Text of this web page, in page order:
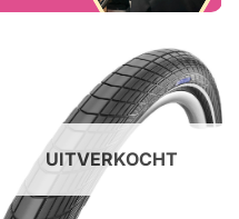
UITVERKOCHT